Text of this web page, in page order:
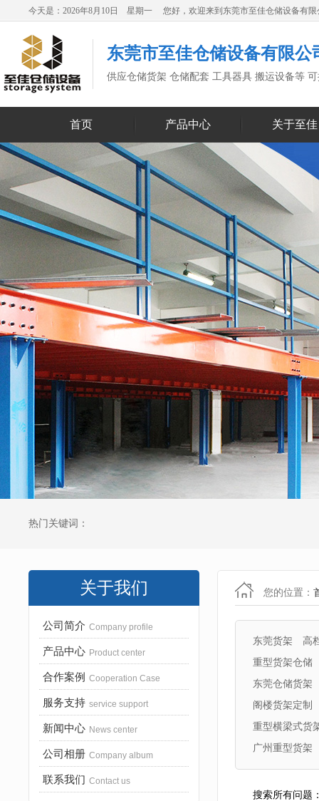
今天是：2026年8月10日 星期一 您好，欢迎来到东莞市至佳仓储设备有限
东莞市至佳仓储设备有限公
供应仓储货架 仓储配套 工具器具 搬运设备等
首页 产品中心 关于至佳
热门关键词：
关于我们
公司简介 Company profile
产品中心 Product center
合作案例 Cooperation Case
服务支持 service support
新闻中心 News center
公司相册 Company album
联系我们 Contact us
您的位置：
东莞货架
高
重型货架仓储
东莞仓储货架
阁楼货架定制
重型横梁式货
广州重型货架
搜索所有问题